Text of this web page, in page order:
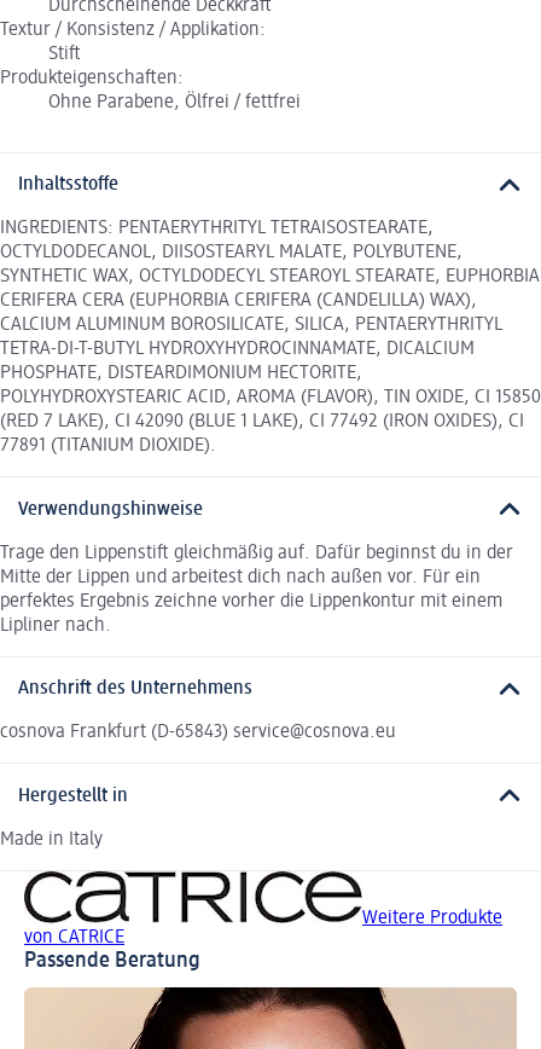
Durchscheinende Deckkraft
Textur / Konsistenz / Applikation:
Stift
Produkteigenschaften:
Ohne Parabene, Ölfrei / fettfrei
Inhaltsstoffe
INGREDIENTS: PENTAERYTHRITYL TETRAISOSTEARATE,
OCTYLDODECANOL, DIISOSTEARYL MALATE, POLYBUTENE,
SYNTHETIC WAX, OCTYLDODECYL STEAROYL STEARATE, EUPHORBIA
CERIFERA CERA (EUPHORBIA CERIFERA (CANDELILLA) WAX),
CALCIUM ALUMINUM BOROSILICATE, SILICA, PENTAERYTHRITYL
TETRA-DI-T-BUTYL HYDROXYHYDROCINNAMATE, DICALCIUM
PHOSPHATE, DISTEARDIMONIUM HECTORITE,
POLYHYDROXYSTEARIC ACID, AROMA (FLAVOR), TIN OXIDE, CI 15850
(RED 7 LAKE), CI 42090 (BLUE 1 LAKE), CI 77492 (IRON OXIDES), CI
77891 (TITANIUM DIOXIDE).
Verwendungshinweise
Trage den Lippenstift gleichmäßig auf. Dafür beginnst du in der
Mitte der Lippen und arbeitest dich nach außen vor. Für ein
perfektes Ergebnis zeichne vorher die Lippenkontur mit einem
Lipliner nach.
Anschrift des Unternehmens
cosnova Frankfurt (D-65843) service@cosnova.eu
Hergestellt in
Made in Italy
Weitere Produkte
von CATRICE
Passende Beratung